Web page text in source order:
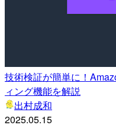
技術検証が簡単に！
ィング機能を解説
出村成和
2025.05.15